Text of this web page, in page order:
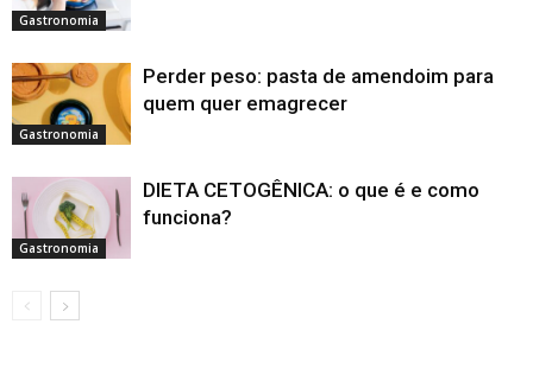
Gastronomia
Gastronomia
Perder peso: pasta de amendoim para
quem quer emagrecer
Gastronomia
DIETA CETOGÊNICA: o que é e como
funciona?